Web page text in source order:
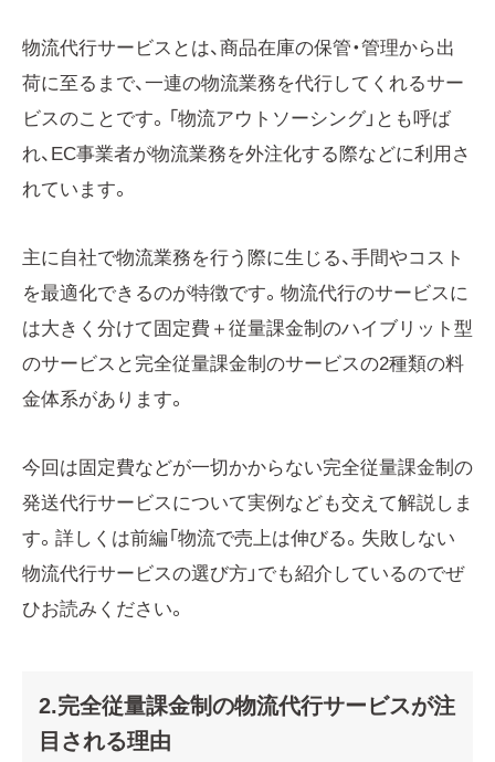
物流代行サービスとは、商品在庫の保管・管理から出
荷に至るまで、一連の物流業務を代行してくれるサー
ビスのことです。「物流アウトソーシング」とも呼ば
れ、EC事業者が物流業務を外注化する際などに利用さ
れています。
主に自社で物流業務を行う際に生じる、手間やコスト
を最適化できるのが特徴です。物流代行のサービスに
は大きく分けて固定費＋従量課金制のハイブリット型
のサービスと完全従量課金制のサービスの2種類の料
金体系があります。
今回は固定費などが一切かからない完全従量課金制の
発送代行サービスについて実例なども交えて解説しま
す。詳しくは前編「物流で売上は伸びる。失敗しない
物流代行サービスの選び方」でも紹介しているのでぜ
ひお読みください。
2.完全従量課金制の物流代行サービスが注
目される理由